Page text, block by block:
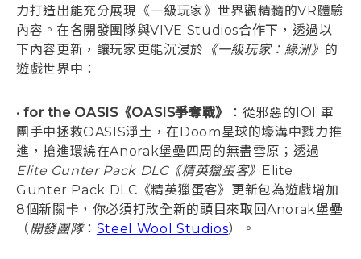
力打造出能充分展現《一級玩家》世界觀精髓的VR體驗
內容。在各開發團隊與VIVE Studios合作下，透過以
下內容更新，讓玩家更能沉浸於 《一級玩家：綠洲》 的
遊戲世界中：
•for the OASIS《OASIS爭奪戰》
：從邪惡的IOI 軍
團手中拯救OASIS淨土，在Doom星球的壕溝中戮力推
進，搶進環繞在Anorak堡壘四周的無盡雪原；透過
Elite Gunter Pack DLC《精英獵蛋客》 Elite
Gunter Pack DLC《精英獵蛋客》更新包為遊戲增加
8個新關卡，你必須打敗全新的頭目來取回Anorak堡壘
（開發團隊： Steel Wool Studios）。